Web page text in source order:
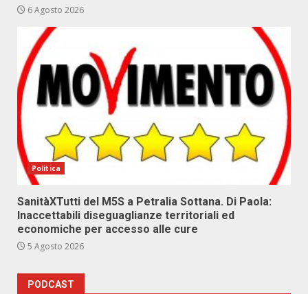
6 Agosto 2026
Politica
SanitàXTutti del M5S a Petralia Sottana. Di Paola:
Inaccettabili diseguaglianze territoriali ed
economiche per accesso alle cure
5 Agosto 2026
PODCAST